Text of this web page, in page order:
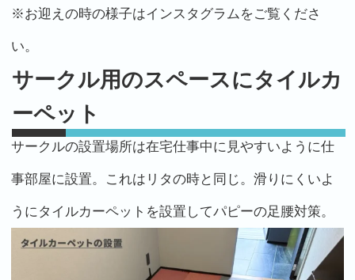
※お迎えの時の様子はインスタグラムをご覧くださ
い。
サークル用のスペースにタイルカ
ーペット
サークルの設置場所は在宅仕事中に見やすいように仕
事部屋に設置。これはリタの時と同じ。滑りにくいよ
うにタイルカーペットを設置してパピーの足腰対策。